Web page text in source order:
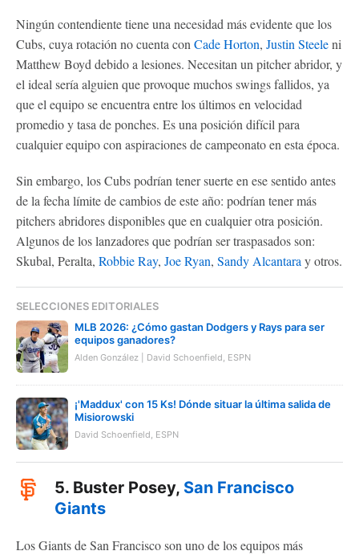
Ningún contendiente tiene una necesidad más evidente que los
Cubs, cuya rotación no cuenta con Cade Horton, Justin Steeleni
Matthew Boyd debido a lesiones. Necesitan un pitcher abridor, y
el ideal sería alguien que provoque muchos swings fallidos, ya
que el equipo se encuentra entre los últimos en velocidad
promedio y tasa de ponches. Es una posición difícil para
cualquier equipo con aspiraciones de campeonato en esta época.
Sin embargo, los Cubs podrían tener suerte en ese sentido antes
de la fecha límite de cambios de este año: podrían tener más
pitchers abridores disponibles que en cualquier otra posición.
Algunos de los lanzadores que podrían ser traspasados ​​son:
Skubal, Peralta, Robbie Ray, Joe Ryan, Sandy Alcantara y otros.
SELECCIONES EDITORIALES
MLB 2026: ¿Cómo gastan Dodgers y Rays para ser
equipos ganadores?
Alden González | David Schoenfield, ESPN
¡'Maddux' con 15 Ks! Dónde situar la última salida de
Misiorowski
David Schoenfield, ESPN
5. Buster Posey, San Francisco
Giants
Los Giants de San Francisco son uno de los equipos más